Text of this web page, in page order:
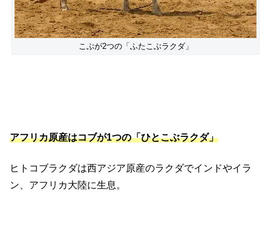
こぶが2つの「ふたこぶラクダ」
アフリカ原産はコブが1つの「ひとこぶラクダ」
ヒトコブラクダは西アジア原産のラクダでインドやイラ
ン、アフリカ大陸に生息。